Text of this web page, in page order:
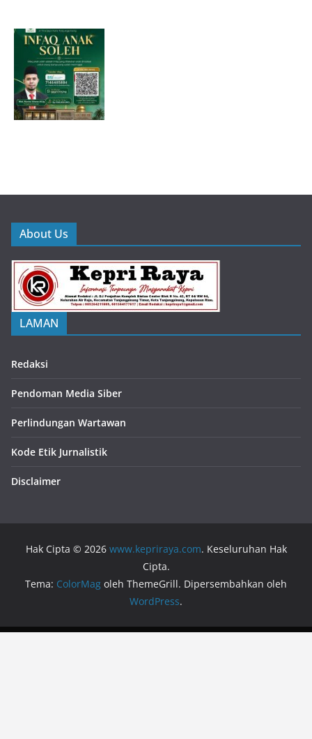
About Us
LAMAN
Redaksi
Pendoman Media Siber
Perlindungan Wartawan
Kode Etik Jurnalistik
Disclaimer
Hak Cipta © 2026 www.kepriraya.com. Keseluruhan Hak
Cipta.
Tema: ColorMag oleh ThemeGrill. Dipersembahkan oleh
WordPress.